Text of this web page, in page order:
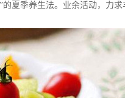
夏季养生法。业余活动，力